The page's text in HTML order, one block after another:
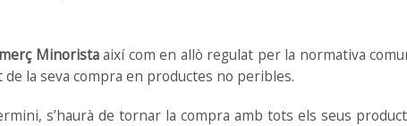
Minoristaaixí com en allò regulat per la normativa
la seva compra en productes no peribles.
s’haurà de tornar la compra amb tots els seus